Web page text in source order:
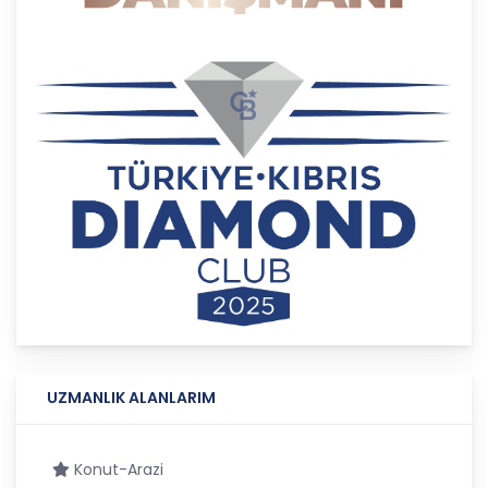
CB Gayrimenkul Franchising Pazarlama ve
Danışmanlık Hizmetleri A.Ş.; kişisel verilerin hangi
amaçla işleneceğini belirlemekle ve bu amaçları
kişisel veriler işlenmeden önce veri sahiplerinin
bilgisine sunmakla yükümlüdür. Kişisel veriler
belirtilen meşru ve hukuka uygun amaçlar
dışında işlenmeyecektir..
4. İşlendikleri Amaçla Bağlantılı, Sınırlı ve Ölçülü
CB Gayrimenkul Franchising Pazarlama ve
gerçekleştirilmesi ile ilgili olmayan veya ihtiyaç
duyulmayan kişisel verilerin işlenmesinden
UZMANLIK ALANLARIM
Konut-Arazi